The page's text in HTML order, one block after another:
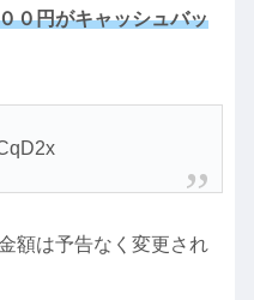
０円がキャッシュバッ
額は予告なく変更され